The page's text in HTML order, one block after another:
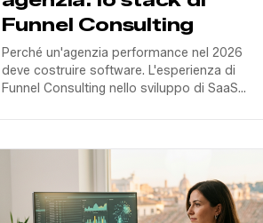
Funnel Consulting
Perché un'agenzia performance nel 2026
deve costruire software. L'esperienza di
Funnel Consulting nello sviluppo di SaaS